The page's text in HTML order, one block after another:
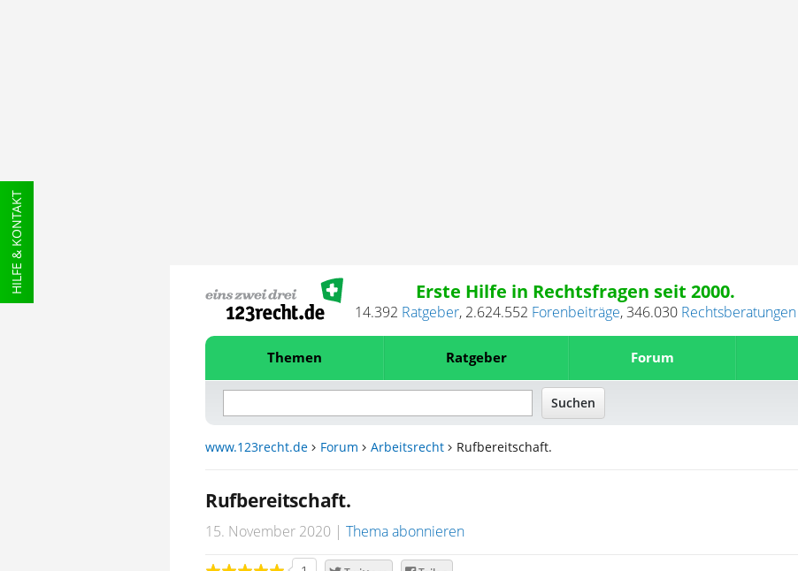
HILFE & KONTAKT Erste Hilfe in Rechtsfragen seit 2000.
14.392 Ratgeber, 2.624.552 Forenbeiträge,346.030 Rechtsberatungen
Themen Ratgeber Forum
www.123recht.de Forum Arbeitsrecht Rufbereitschaft.
Rufbereitschaft.
15. November 2020 Thema abonnieren